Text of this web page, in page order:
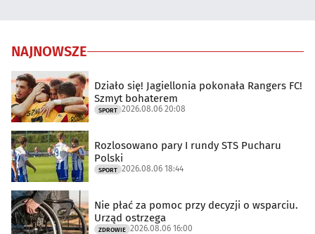
NAJNOWSZE
Działo się! Jagiellonia pokonała Rangers FC!
Szmyt bohaterem
SPORT 2026.08.06 20:08
Rozlosowano pary I rundy STS Pucharu
Polski
SPORT 2026.08.06 18:44
Nie płać za pomoc przy decyzji o wsparciu.
Urząd ostrzega
ZDROWIE 2026.08.06 16:00